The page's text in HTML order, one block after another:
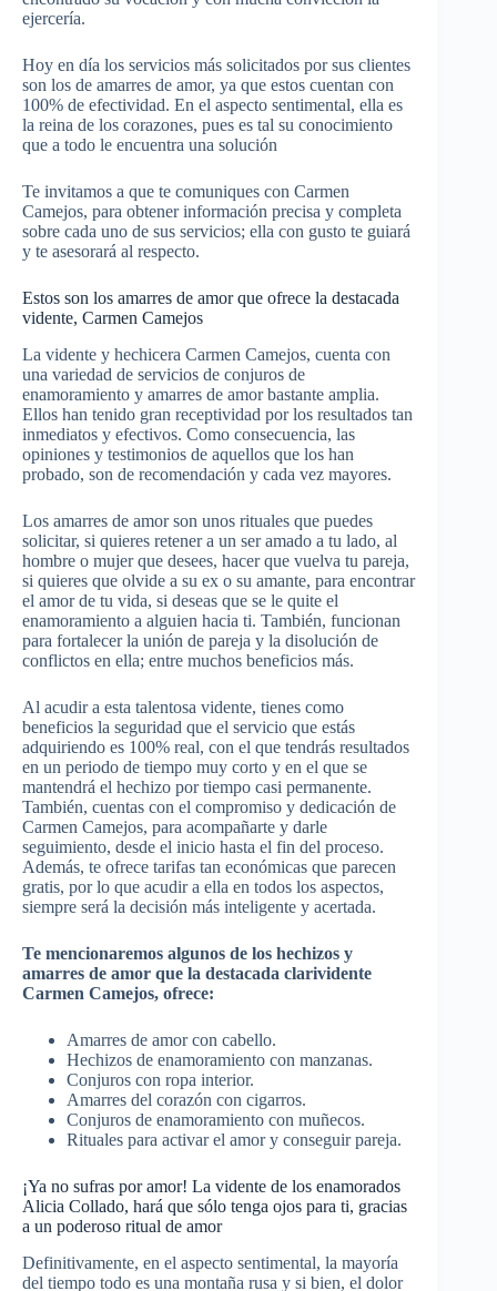
ejercería.
Hoy en día los servicios más solicitados por sus clientes
son los de amarres de amor, ya que estos cuentan con
100% de efectividad. En el aspecto sentimental, ella es
la reina de los corazones, pues es tal su conocimiento
que a todo le encuentra una solución
Te invitamos a que te comuniques con Carmen
Camejos, para obtener información precisa y completa
sobre cada uno de sus servicios; ella con gusto te guiará
y te asesorará al respecto.
Estos son los amarres de amor que ofrece la destacada
vidente, Carmen Camejos
La vidente y hechicera Carmen Camejos, cuenta con
una variedad de servicios de conjuros de
enamoramiento y amarres de amor bastante amplia.
Ellos han tenido gran receptividad por los resultados tan
inmediatos y efectivos. Como consecuencia, las
opiniones y testimonios de aquellos que los han
probado, son de recomendación y cada vez mayores.
Los amarres de amor son unos rituales que puedes
solicitar, si quieres retener a un ser amado a tu lado, al
hombre o mujer que desees, hacer que vuelva tu pareja,
si quieres que olvide a su ex o su amante, para encontrar
el amor de tu vida, si deseas que se le quite el
enamoramiento a alguien hacia ti. También, funcionan
para fortalecer la unión de pareja y la disolución de
conflictos en ella; entre muchos beneficios más.
Al acudir a esta talentosa vidente, tienes como
beneficios la seguridad que el servicio que estás
adquiriendo es 100% real, con el que tendrás resultados
en un periodo de tiempo muy corto y en el que se
mantendrá el hechizo por tiempo casi permanente.
También, cuentas con el compromiso y dedicación de
Carmen Camejos, para acompañarte y darle
seguimiento, desde el inicio hasta el fin del proceso.
Además, te ofrece tarifas tan económicas que parecen
gratis, por lo que acudir a ella en todos los aspectos,
siempre será la decisión más inteligente y acertada.
Te mencionaremos algunos de los hechizos y
amarres de amor que la destacada clarividente
Carmen Camejos, ofrece:
Amarres de amor con cabello.
Hechizos de enamoramiento con manzanas.
Conjuros con ropa interior.
Amarres del corazón con cigarros.
Conjuros de enamoramiento con muñecos.
Rituales para activar el amor y conseguir pareja.
¡Ya no sufras por amor! La vidente de los enamorados
Alicia Collado, hará que sólo tenga ojos para ti, gracias
a un poderoso ritual de amor
Definitivamente, en el aspecto sentimental, la mayoría
del tiempo todo es una montaña rusa y si bien, el dolor